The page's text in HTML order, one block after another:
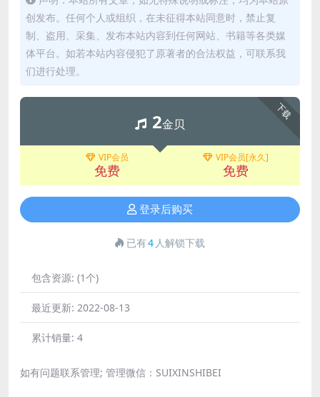
创发布。任何个人或组织，在未征得本站同意时，禁止复
制、盗用、采集、发布本站内容到任何网站、书籍等各类媒
体平台。如若本站内容侵犯了原著者的合法权益，可联系我
们进行处理。
下载
2金贝
VIP会员
免费
VIP会员[永久]
免费
登录后购买
已有4 人解锁下载
包含资源: (1个)
最近更新: 2022-08-13
累计销量: 4
如有问题联系管理; 管理微信：SUIXINSHIBEI